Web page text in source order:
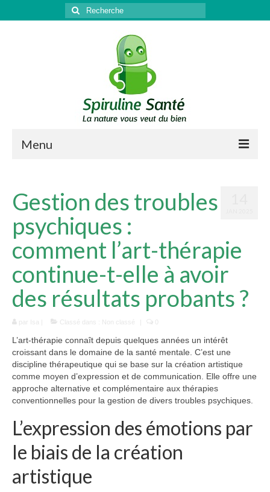
Rechercher
:
Menu
Santé
Sport & récupération
Antioxydant
Défenses immunitaires
Hypertension
Cholestérol
Beauté
Spiruline et cheveux
Spiruline et ongles
Spiruline et peau
Formes
Choisir sa spiruline
Gestion des troubles
psychiques :
comment l’art-thérapie
continue-t-elle à avoir
des résultats probants ?
par Isa Classé dans : Non classé
L’art-thérapie connaît depuis quelques années un intérêt
croissant dans le domaine de la santé mentale. C’est une
discipline thérapeutique qui se base sur la création artistique
comme moyen d’expression et de communication. Elle offre une
approche alternative et complémentaire aux thérapies
conventionnelles pour la gestion de divers troubles psychiques.
L’expression des émotions par
le biais de la création
artistique